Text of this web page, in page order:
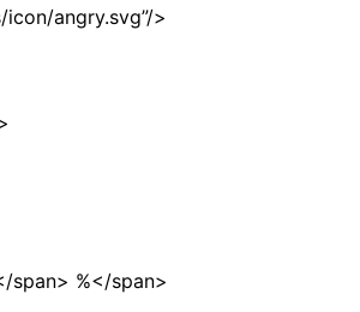
angry.svg”/>
span> %</span>